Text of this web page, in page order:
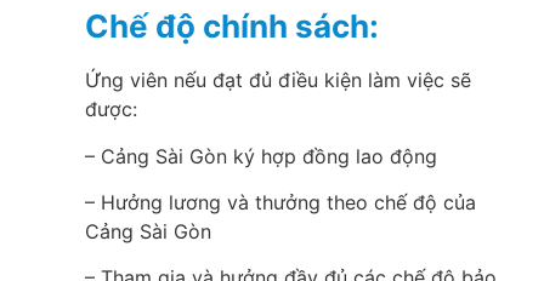
Chế độ chính sách:
Ứng viên nếu đạt đủ điều kiện làm việc sẽ
được:
– Cảng Sài Gòn ký hợp đồng lao động
– Hưởng lương và thưởng theo chế độ của
Cảng Sài Gòn